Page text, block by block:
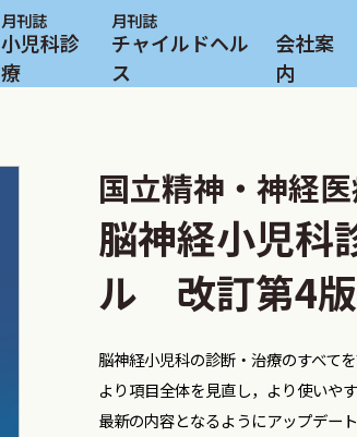
小児科診
療
チャイルドヘル
ス
会社案
内
国立精神・神経
脳神経小児科
ル 改訂第4版
脳神経小児科の診断・治療のすべて
より項目全体を見直し，より使いや
最新の内容となるようにアップデー